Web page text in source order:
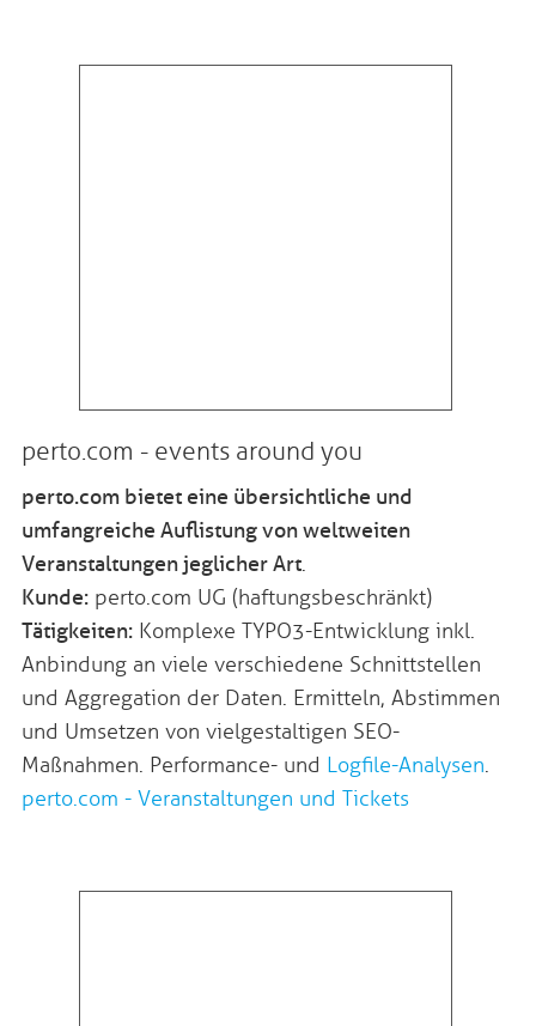
perto.com - events around you
perto.com bietet eine übersichtliche und
umfangreiche Auflistung von weltweiten
Veranstaltungen jeglicher Art.
Kunde:perto.com UG (haftungsbeschränkt)
Tätigkeiten:Komplexe TYPO3-Entwicklung inkl.
Anbindung an viele verschiedene Schnittstellen
und Aggregation der Daten. Ermitteln, Abstimmen
und Umsetzen von vielgestaltigen SEO-
Maßnahmen. Performance- und Logfile-Analysen.
perto.com - Veranstaltungen und Tickets